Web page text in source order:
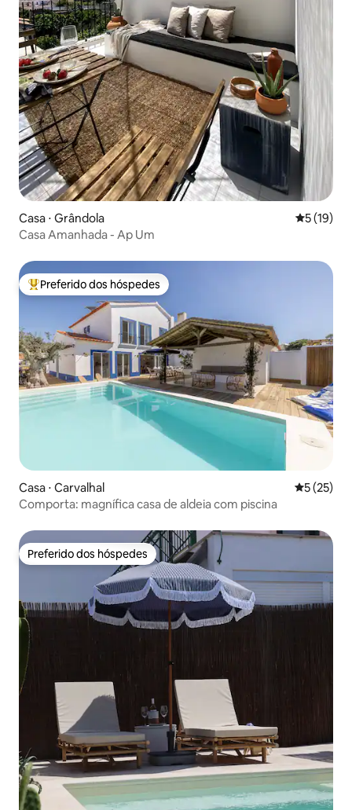
Casa ⋅ Grândola 5 de uma
5 (19)
Casa Amanhada - Ap Um
Entre os melhores preferidos dos hóspedes
Preferido dos hóspedes
Casa ⋅ Carvalhal 5 de uma
5 (25)
Comporta: magnífica casa de aldeia com piscina
Preferido dos hóspedes
Preferido dos hóspedes